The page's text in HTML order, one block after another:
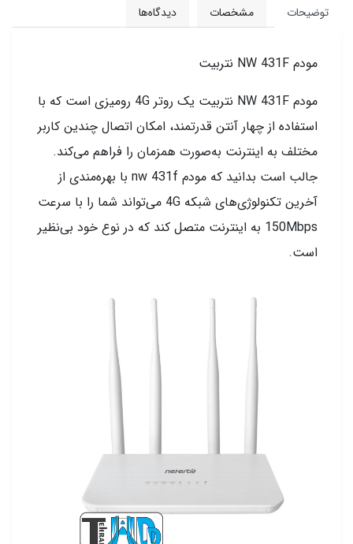
توضیحات مشخصات دیدگاه‌ها
مودم NW 431F نتربیت
مودم NW 431F نتربیت یک روتر 4G رومیزی است که با
استفاده از چهار آنتن قدرتمند، امکان اتصال چندین کاربر
مختلف به اینترنت به‌صورت همزمان را فراهم می‌کند.
جالب است بدانید که مودم nw 431f با بهره‌مندی از
آخرین تکنولوژی‌های شبکه 4G می‌تواند شما را با سرعت
150Mbps به اینترنت متصل کند که در نوع خود بی‌نظیر
است.